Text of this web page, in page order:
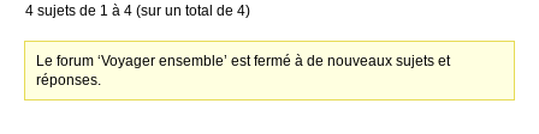
4 sujets de 1 à 4 (sur un total de 4)
Le forum ‘Voyager ensemble’ est fermé à de nouveaux sujets et
réponses.